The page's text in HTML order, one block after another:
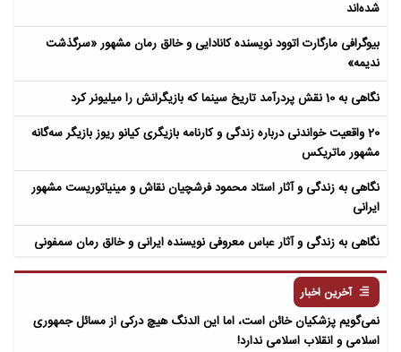
شده‌اند
بیوگرافی مارگارت اتوود نویسنده کانادایی و خالق رمان مشهور «سرگذشت
ندیمه»
نگاهی به 10 نقش پردرآمد تاریخ سینما که بازیگرانش را میلیونر کرد
20 واقعیت خواندنی درباره زندگی و کارنامه بازیگری کیانو ریوز بازیگر سه‌گانه
مشهور ماتریکس
نگاهی به زندگی و آثار استاد محمود فرشچیان نقاش و مینیاتوریست مشهور
ایرانی
نگاهی به زندگی و آثار عباس معروفی نویسنده ایرانی و خالق رمان سمفونی
آخرین اخبار
نمی‌گویم پزشکیان خائن است، اما این الدنگ هیچ درکی از مسائل جمهوری
اسلامی و انقلاب اسلامی ندارد!